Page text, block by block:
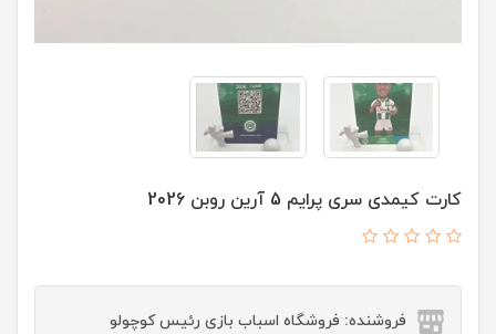
کارت کیمدی سری پرايم 5 آرین روبن 2026
فروشنده: فروشگاه اسباب بازی رئیس کوچولو